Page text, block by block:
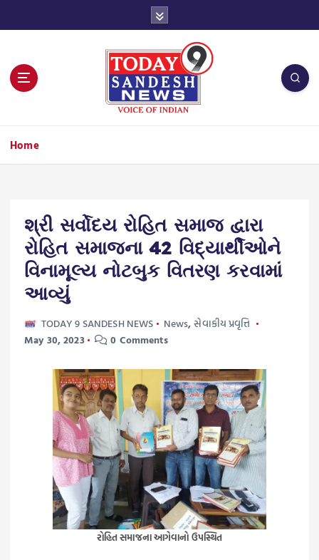
Home
શ્રી સર્વોદય રોહિત સમાજ દ્વારા
રોહિત સમાજના 42 વિદ્યાર્થીઓને
વિનામૂલ્ય નોટબુક વિતરણ કરવામાં
આવ્યું
TODAY 9 SANDESH NEWS News,સેવાકીય પ્રવૃત્તિ
May 30, 2023
0 Comments
રોહિત સમાજના આગેવાનો ઉપસ્થિત